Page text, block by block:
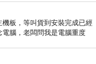
板，等叫貨到安裝完成已經
腦，老闆問我是電腦重度